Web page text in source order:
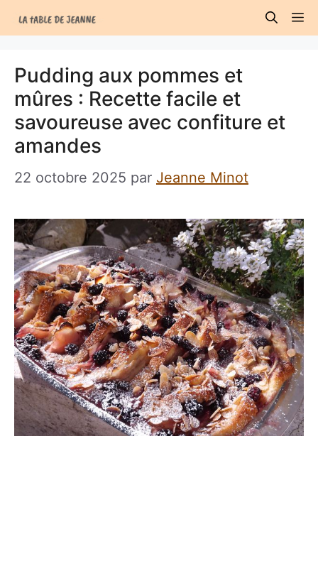
au
Pudding aux pommes et
mûres : Recette facile et
savoureuse avec confiture et
amandes
22 octobre 2025 par Jeanne Minot